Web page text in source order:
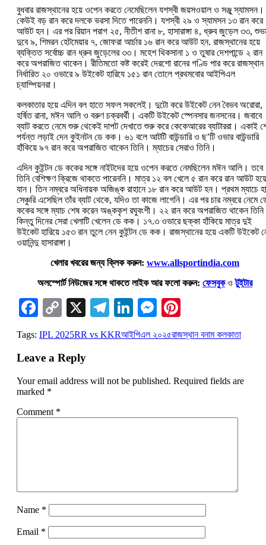
বুধবার রাজস্থানের হয়ে ওপেন করতে নেমেছিলেন যশস্বী জয়সওয়াল ও সঞ্জু স্যামসন।
কেউই বড় রান করে দলকে ভরসা দিতে পারেননি। যশস্বী ২৯ ও স্যামসন ১৩ রান করে
আউট হন। এর পর রিয়ান পরাগ ২৫, নীতীশ রানা ৮, হাসারাঙ্গা ৪, ধ্রুব জুড়েল ৩৩,
দুবে ৯, শিমরন হেটমেয়ার ৭, জোফরা আর্চার ১৬ রান করে আউট হন. রাজস্থানের হয়ে
ব্যক্তিত সর্বোচ্চ রান ধ্রুব জুড়েলের ৩৩। মহেশ থিকসানা ১ ও তুষার দেশপান্ডে ২ রান
করে অপরাজিত থাকেন। রীতিমতো কষ্ট করেই দেরশো রানের গণ্ডি পার করে
নির্ধারিত ২০ ওভারে ৯ উইকেট হারিযে ১৫১ রান তোলে প্রথমবাের আইপিএল
চ্যাম্পিয়নরা।
কলকাতার হয়ে এদিন বল হাতে সফল সকলেই। দুটো করে উইকেট নেন বৈভব অরোরা,
হর্ষিত রানা, মঈন আলি ও বরুণ চক্রবর্থী। একটি উইকেট স্পেনসার জনসনের। জবাবে
ব্যাট করতে নেমে শুরু থেকেই দাপট দেখাতে শুরু করে কেকেআরের ব্যাটাররা। একাই
পর্যন্ত লড়াই দেন কুইনটন ডে কক। ৬১ বলে আটটি বাউন্ডারি ও ছ’টি ওভার বাউন্ডারি
হাঁকিয়ে ৯৭ রান করে অপরাজিত থাকেন তিনি। ম্যাচের সেরাও তিনি।
এদিন কুইন্টন ডে ককের সঙ্গে নাইটদের হয়ে ওপেন করতে নেমছিলেন মঈন আলি। তবে
তিনি বেশিক্ষণ ক্রিজে থাকতে পারেননি। মাত্র ১২ বল খেলে ৫ রান করে রান আউট হয়ে
যান। তিন নম্বরে অধিনায়ক অজিঙ্ক রাহানে ১৮ রান করে আউট হন। প্রথম ম্যাচে
সেঞ্চুরি এসেছিল তাঁর ব্যাট থেকে, যদিও তা কাজে লাগেনি। এর পর চার নম্বরে নেমে
ককের সঙ্গে ম্যাচ শেষ করেন অঙ্ককৃশ রঘুবংশী। ২২ রান করে অপরাজিত থাকেন
কিন্তু দিনের সেরা খেলাটি খেলেন ডে কক। ১৭.৩ ওভারে ছক্কা হাঁকিয়ে মাত্র দুই
উইকেট হারিয়ে ১৫৩ রান তুলে নেন কুইন্টন ডে কক। রাজস্থানের হয়ে একটি উইকেট
ওয়ানিন্দু হাসারাঙ্গা।
খেলার খবরের জন্য ক্লিক করুন: www.allsportindia.com
অলস্পোর্ট নিউজের সঙ্গে থাকতে লাইক আর ফলো করুন: ফেসবুকওটুইটার
Facebook
Copy
Link
X Telegram
LinkedIn
Messenger
Tags: IPL 2025RR vs KKRআইপিএল ২০২৫রাজস্থান বনাম কলকাতা
Leave a Reply
Your email address will not be published. Required fields are
marked *
Comment *
Name *
Email *